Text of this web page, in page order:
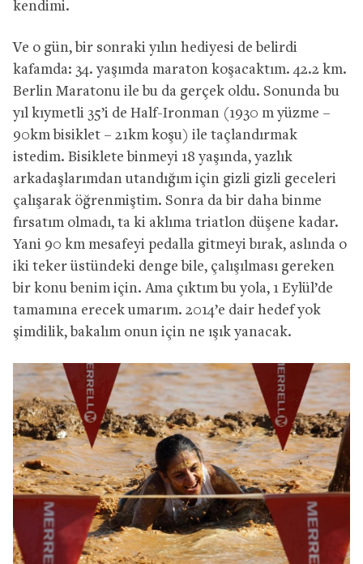
kendimi.
Ve o gün, bir sonraki yılın hediyesi de belirdi
kafamda: 34. yaşımda maraton koşacaktım. 42.2 km.
Berlin Maratonu ile bu da gerçek oldu. Sonunda bu
yıl kıymetli 35’i de Half-Ironman (1930 m yüzme –
90km bisiklet – 21km koşu) ile taçlandırmak
istedim. Bisiklete binmeyi 18 yaşında, yazlık
arkadaşlarımdan utandığım için gizli gizli geceleri
çalışarak öğrenmiştim. Sonra da bir daha binme
fırsatım olmadı, ta ki aklıma triatlon düşene kadar.
Yani 90 km mesafeyi pedalla gitmeyi bırak, aslında o
iki teker üstündeki denge bile, çalışılması gereken
bir konu benim için. Ama çıktım bu yola, 1 Eylül’de
tamamına erecek umarım. 2014’e dair hedef yok
şimdilik, bakalım onun için ne ışık yanacak.